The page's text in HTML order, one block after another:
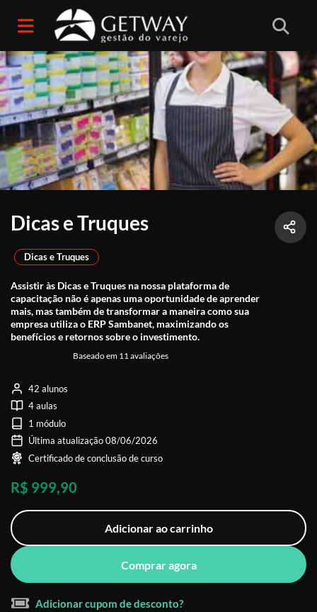
Dicas e Truques
Assistir às Dicas e Truques na nossa plataforma de
capacitação não é apenas uma oportunidade de aprender
mais, mas também de transformar a maneira como sua
empresa utiliza o ERP Sambanet, maximizando os
benefícios e retornos sobre o investimento.
Baseado em 11 avaliações
Dicas e Truques
42 alunos
4 aulas
1 módulo
Última atualização 08/06/2026
Certificado de conclusão de curso
R$ 999,90
Adicionar ao carrinho
Comprar agora
Adicionar cupom de desconto?